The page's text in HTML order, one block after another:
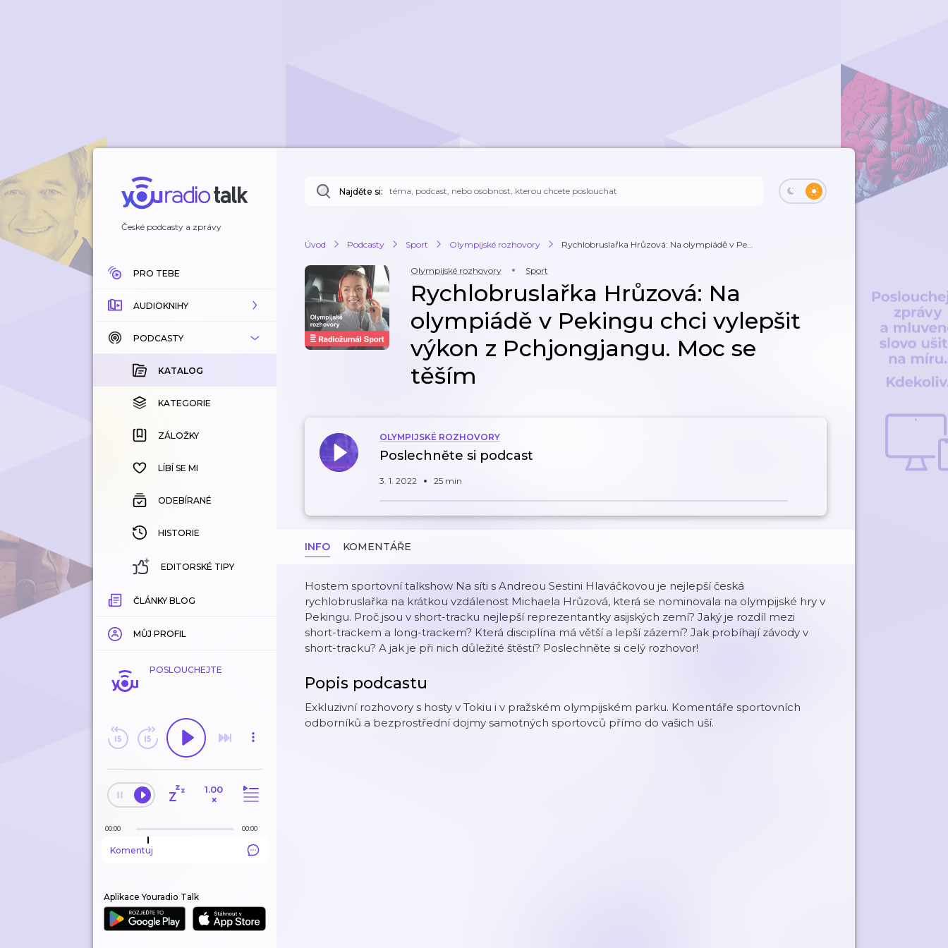
České podcasty a zprávy
PRO TEBE
AUDIOKNIHY
KATALOG
KOUPENÉ
KATEGORIE
ZÁLOŽKY
HISTORIE
PODCASTY
KATALOG
KATEGORIE
ZÁLOŽKY
LÍBÍ SE MI
ODEBÍRANÉ
HISTORIE
EDITORSKÉ TIPY
ČLÁNKY BLOG
MŮJ PROFIL
POSLOUCHEJTE
1.00
×
00:00 00:00
Komentuj
Aplikace Youradio Talk
Najděte si:
Úvod Podcasty Sport Olympijské rozhovory Rychlobruslařka Hrůzová: Na olympiádě v Pe...
Olympijské rozhovory Sport
Rychlobruslařka Hrůzová: Na
olympiádě v Pekingu chci vylepšit
výkon z Pchjongjangu. Moc se
těším
OLYMPIJSKÉ ROZHOVORY
Poslechněte si podcast
3. 1. 2022 25 min
INFO KOMENTÁŘE
Hostem sportovní talkshow Na síti s Andreou Sestini Hlaváčkovou je nejlepší česká
rychlobruslařka na krátkou vzdálenost Michaela Hrůzová, která se nominovala na olympijské hry v
Pekingu. Proč jsou v short-tracku nejlepší reprezentantky asijských zemí? Jaký je rozdíl mezi
short-trackem a long-trackem? Která disciplína má větší a lepší zázemí? Jak probíhají závody v
short-tracku? A jak je při nich důležité štěstí? Poslechněte si celý rozhovor!
Popis podcastu
Exkluzivní rozhovory s hosty v Tokiu i v pražském olympijském parku. Komentáře sportovních
odborníků a bezprostřední dojmy samotných sportovců přímo do vašich uší.